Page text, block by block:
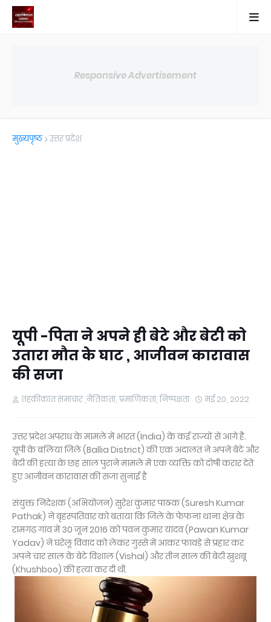
Responsive Advertisement
मुख्यपृष्ठ उत्तर प्रदेश
यूपी -पिता ने अपने ही बेटे और बेटी को
उतारा मौत के घाट , आजीवन कारावास
की सजा
तहकीकात समाचार ,नैतिकता, प्रमाणिकता, निष्पक्षता मई 20, 2022
उत्तर प्रदेश अपराध के मामले में भारत (India) के कई राज्यों से आगे है.
यूपी के बलिया जिले (Ballia District) की एक अदालत ने अपने बेटे और
बेटी की हत्या के छह साल पुराने मामले में एक व्यक्ति को दोषी करार देते
हुए आजीवन कारावास की सजा सुनाई है
संयुक्त निदेशक (अभियोजन) सुरेश कुमार पाठक (Suresh Kumar
Pathak) ने बृहस्पतिवार को बताया कि जिले के फेफना थाना क्षेत्र के
रामगढ़ गांव में 30 जून 2016 को पवन कुमार यादव (Pawan Kumar
Yadav) ने घरेलू विवाद को लेकर गुस्से में आकर फावड़े से प्रहार कर
अपने चार साल के बेटे विशाल (Vishal) और तीन साल की बेटी खुशबू
(Khushboo) की हत्या कर दी थी.